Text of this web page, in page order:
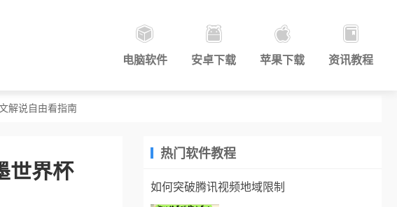
电脑软件 安卓下载 苹果下载 资讯教程
解说自由看指南
世界杯
热门软件教程
如何突破腾讯视频地域限制